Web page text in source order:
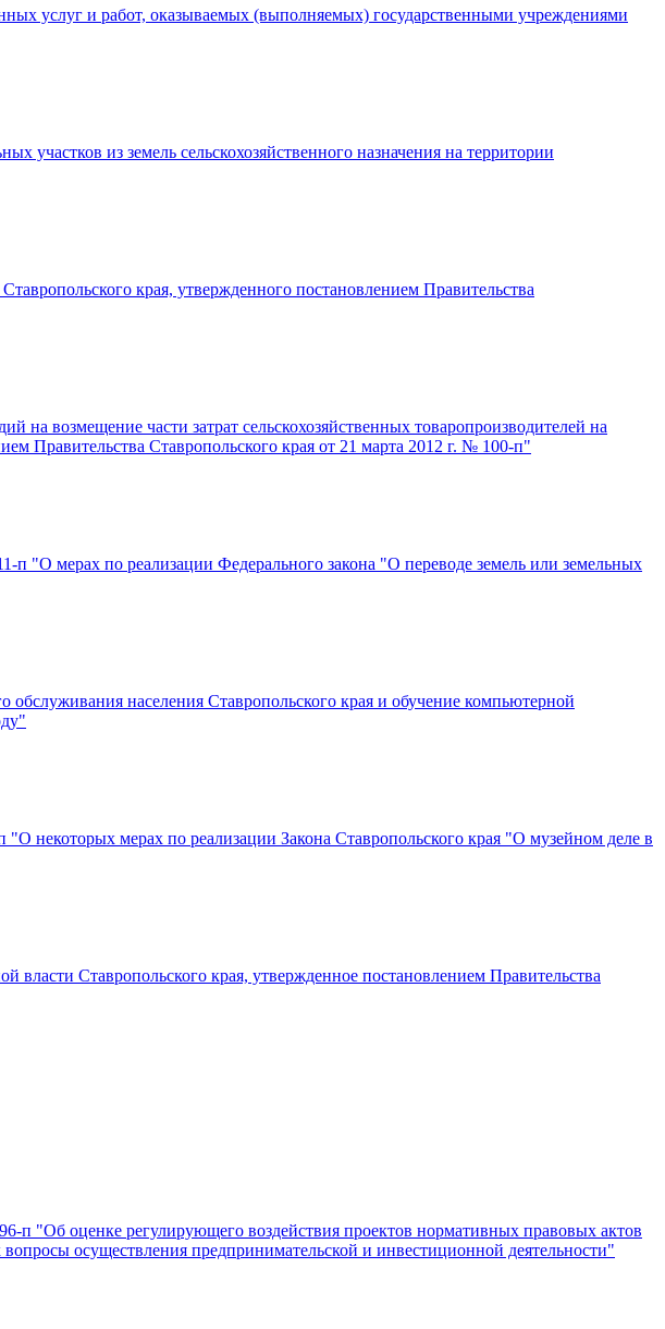
услуг и работ, оказываемых (выполняемых) государственными учреждениями
участков из земель сельскохозяйственного назначения на территории
края, утвержденного постановлением Правительства
на возмещение части затрат сельскохозяйственных товаропроизводителей на
Правительства Ставропольского края от 21 марта 2012 г. № 100-п"
п "О мерах по реализации Федерального закона "О переводе земель или земельных
населения Ставропольского края и обучение компьютерной
некоторых мерах по реализации Закона Ставропольского края "О музейном деле в
Ставропольского края, утвержденное постановлением Правительства
п "Об оценке регулирующего воздействия проектов нормативных правовых актов
осуществления предпринимательской и инвестиционной деятельности"